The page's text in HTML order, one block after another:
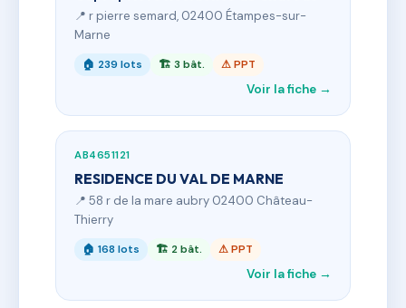
📍 r pierre semard, 02400 Étampes-sur-
Marne
🏠 239 lots 🏗 3 bât. ⚠ PPT
Voir la fiche →
AB4651121
RESIDENCE DU VAL DE MARNE
📍 58 r de la mare aubry 02400 Château-
Thierry
🏠 168 lots 🏗 2 bât. ⚠ PPT
Voir la fiche →